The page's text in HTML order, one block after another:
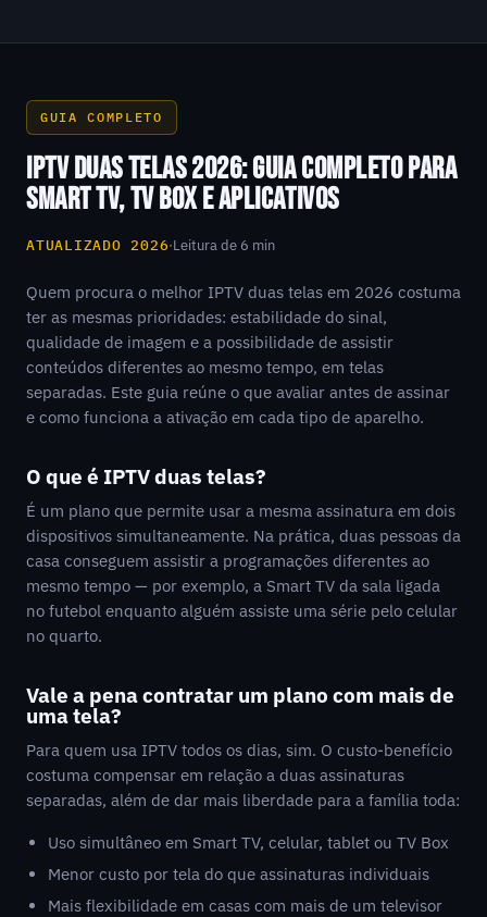
GUIA COMPLETO
IPTV DUAS TELAS 2026: GUIA COMPLETO PARA
SMART TV, TV BOX E APLICATIVOS
ATUALIZADO 2026·Leitura de 6 min
Quem procura o melhor IPTV duas telas em 2026 costuma
ter as mesmas prioridades: estabilidade do sinal,
qualidade de imagem e a possibilidade de assistir
conteúdos diferentes ao mesmo tempo, em telas
separadas. Este guia reúne o que avaliar antes de assinar
e como funciona a ativação em cada tipo de aparelho.
O que é IPTV duas telas?
É um plano que permite usar a mesma assinatura em dois
dispositivos simultaneamente. Na prática, duas pessoas da
casa conseguem assistir a programações diferentes ao
mesmo tempo — por exemplo, a Smart TV da sala ligada
no futebol enquanto alguém assiste uma série pelo celular
no quarto.
Vale a pena contratar um plano com mais de
uma tela?
Para quem usa IPTV todos os dias, sim. O custo-benefício
costuma compensar em relação a duas assinaturas
separadas, além de dar mais liberdade para a família toda:
Uso simultâneo em Smart TV, celular, tablet ou TV Box
Menor custo por tela do que assinaturas individuais
Mais flexibilidade em casas com mais de um televisor